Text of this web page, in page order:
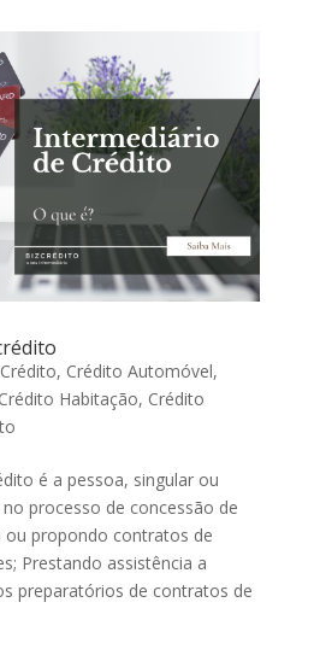
Crédito, Crédito Automóvel,
Crédito Habitação, Crédito
é a pessoa, singular ou
processo de concessão de
ou propondo contratos de
Prestando assistência a
preparatórios de contratos de